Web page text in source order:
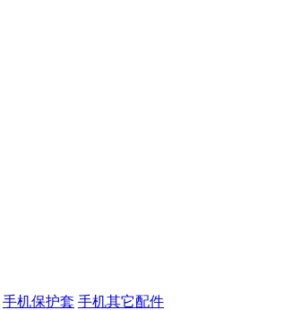
手机保护套 手机其它配件